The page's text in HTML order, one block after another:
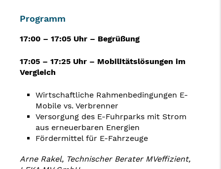
Programm
17:00 – 17:05 Uhr – Begrüßung
17:05 – 17:25 Uhr – Mobilitätslösungen im
Vergleich
Wirtschaftliche Rahmenbedingungen E-
Mobile vs. Verbrenner
Versorgung des E-Fuhrparks mit Strom
aus erneuerbaren Energien
Fördermittel für E-Fahrzeuge
Arne Rakel, Technischer Berater MVeffizient,